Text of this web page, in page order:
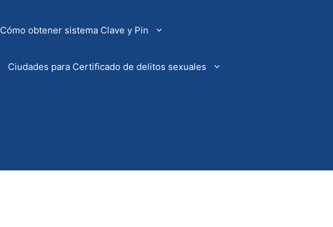
Cómo obtener sistema Clave y Pin
Ciudades para Certificado de delitos sexuales